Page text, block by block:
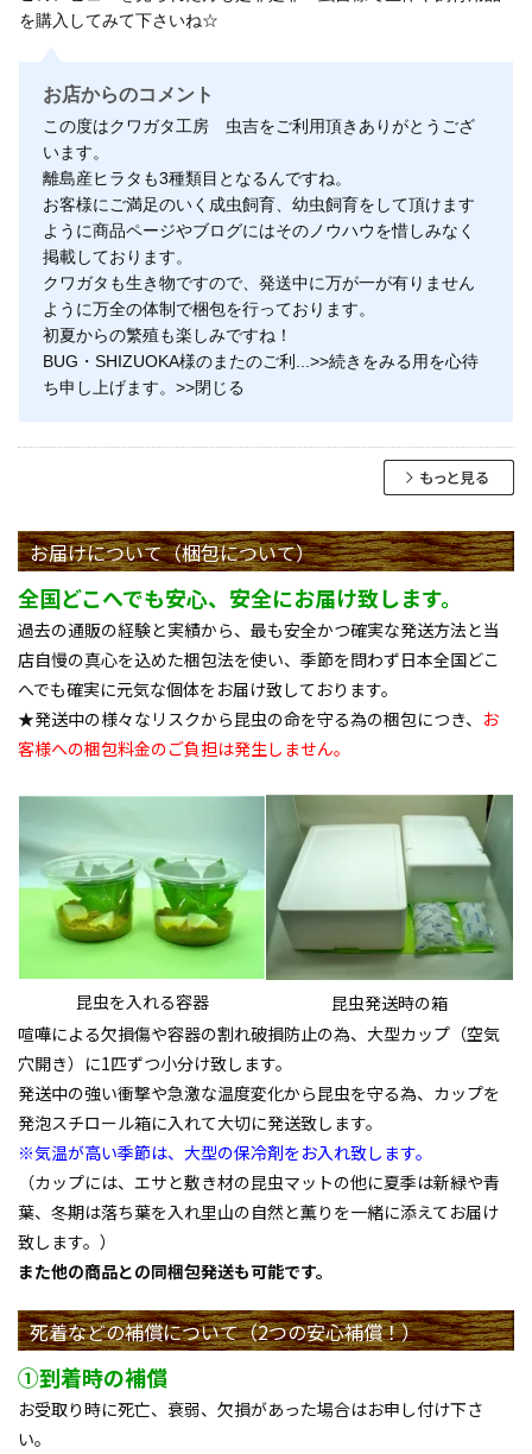
を購入してみて下さいね☆
お店からのコメント
この度はクワガタ工房 虫吉をご利用頂きありがとうござ
います。
離島産ヒラタも3種類目となるんですね。
お客様にご満足のいく成虫飼育、幼虫飼育をして頂けます
ように商品ページやブログにはそのノウハウを惜しみなく
掲載しております。
クワガタも生き物ですので、発送中に万が一が有りません
ように万全の体制で梱包を行っております。
初夏からの繁殖も楽しみですね！
BUG・SHIZUOKA様のまたのご利
>>続きをみる 用を心待
ち申し上げます。 >>閉じる
お届けについて（梱包について）
全国どこへでも安心、安全にお届け致します。
過去の通販の経験と実績から、最も安全かつ確実な発送方法と当
店自慢の真心を込めた梱包法を使い、季節を問わず日本全国どこ
へでも確実に元気な個体をお届け致しております。
★発送中の様々なリスクから昆虫の命を守る為の梱包につき、 お
客様への梱包料金のご負担は発生しません。
昆虫を入れる容器
昆虫発送時の箱
喧嘩による欠損傷や容器の割れ破損防止の為、大型カップ（空気
穴開き）に1匹ずつ小分け致します。
発送中の強い衝撃や急激な温度変化から昆虫を守る為、カップを
発泡スチロール箱に入れて大切に発送致します。
※気温が高い季節は、大型の保冷剤をお入れ致します。
（カップには、エサと敷き材の昆虫マットの他に夏季は新緑や青
葉、冬期は落ち葉を入れ里山の自然と薫りを一緒に添えてお届け
致します。）
また他の商品との同梱包発送も可能です。
死着などの補償について（2つの安心補償！）
①到着時の補償
お受取り時に死亡、衰弱、欠損があった場合はお申し付け下さ
い。